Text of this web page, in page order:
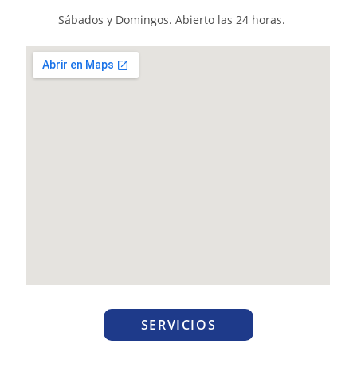
Sábados y Domingos. Abierto las 24 horas.
SERVICIOS